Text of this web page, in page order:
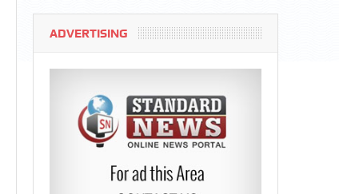
ADVERTISING